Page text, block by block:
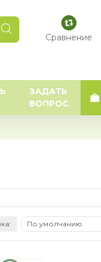
Сравнение
ЗАДАТЬ
ВОПРОС